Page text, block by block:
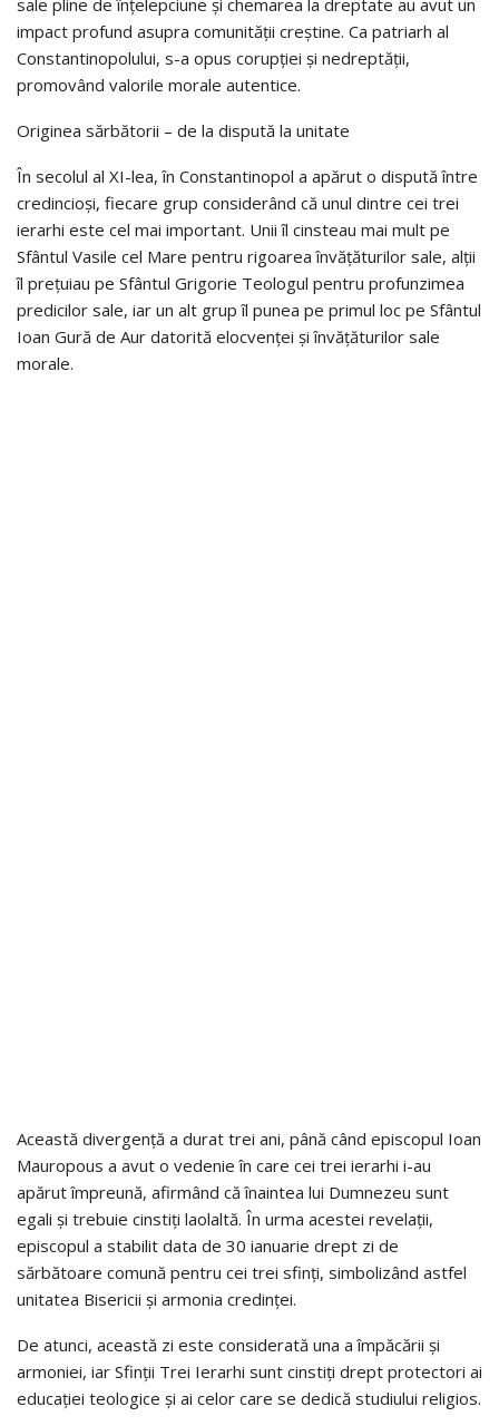
impact profund asupra comunității creștine. Ca patriarh al
Constantinopolului, s-a opus corupției și nedreptății,
promovând valorile morale autentice.
Originea sărbătorii – de la dispută la unitate
În secolul al XI-lea, în Constantinopol a apărut o dispută între
credincioși, fiecare grup considerând că unul dintre cei trei
ierarhi este cel mai important. Unii îl cinsteau mai mult pe
Sfântul Vasile cel Mare pentru rigoarea învățăturilor sale, alții
îl prețuiau pe Sfântul Grigorie Teologul pentru profunzimea
predicilor sale, iar un alt grup îl punea pe primul loc pe Sfântul
Ioan Gură de Aur datorită elocvenței și învățăturilor sale
morale.
Această divergență a durat trei ani, până când episcopul Ioan
Mauropous a avut o vedenie în care cei trei ierarhi i-au
apărut împreună, afirmând că înaintea lui Dumnezeu sunt
egali și trebuie cinstiți laolaltă. În urma acestei revelații,
episcopul a stabilit data de 30 ianuarie drept zi de
sărbătoare comună pentru cei trei sfinți, simbolizând astfel
unitatea Bisericii și armonia credinței.
De atunci, această zi este considerată una a împăcării și
armoniei, iar Sfinții Trei Ierarhi sunt cinstiți drept protectori ai
educației teologice și ai celor care se dedică studiului religios.